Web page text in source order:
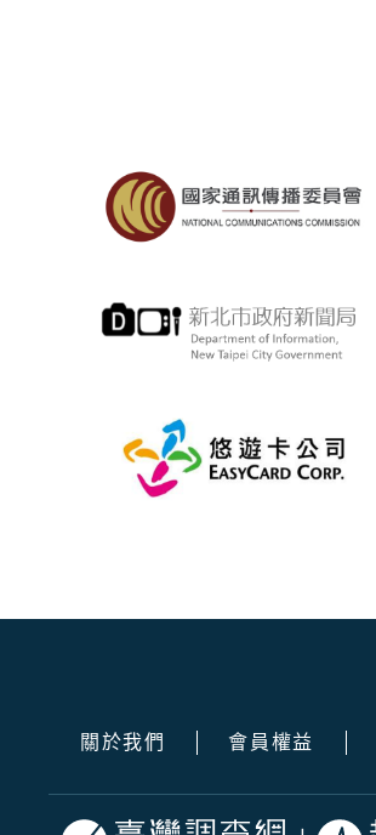
關於我們 會員權益